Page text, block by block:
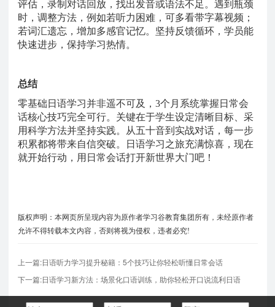
评估，录制对话回放，找出发音或语法不足。遇到瓶颈
时，调整方法，例如若听力困难，可多看带字幕视频；
若词汇遗忘，增加多感官记忆。坚持反馈循环，学员能
快速进步，保持学习热情。
总结
零基础日语学习并非遥不可及， 3个月系统掌握日常会
话核心技巧完全可行。关键在于学生设定清晰目标、采
用科学方法并坚持实践。从五十音到实战对话，每一步
积累都将带来自信突破。日语学习之旅充满惊喜，现在
就开始行动，用日常会话打开新世界大门吧！
版权声明：本网页所呈现内容为原作者学习谷教育集团所有，未经原作者
允许不得转载本文内容，否则将视为侵权，违者必究!
上一篇:日语听力学习提升秘籍：5个技巧让你轻松听懂日常会话
下一篇:日语学习新方法：场景化口语训练，助你轻松开口说流利日语